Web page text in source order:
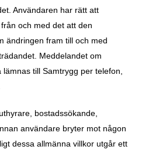
Användaren har rätt att
och med det att den
ändringen fram till och med
Meddelandet om
till Samtrygg per telefon,
bostadssökande,
användare bryter mot någon
dessa allmänna villkor utgår ett